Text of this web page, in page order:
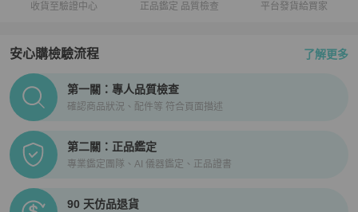
收貨至驗證中心 正品鑑定 品質檢查 平台發貨給買家
安心購檢驗流程 了解更多
PopChill拍拍圈正品驗證、安心購檢驗流程介紹
第一關：專人品質檢查
確認商品狀況、配件等 符合頁面描述
第二關：正品鑑定
專業鑑定團隊、AI 儀器鑑定、正品證書
90 天仿品退貨